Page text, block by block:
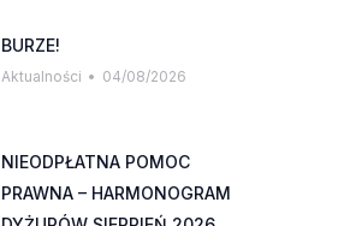
BURZE!
Aktualności 04/08/2026
NIEODPŁATNA POMOC
PRAWNA – HARMONOGRAM